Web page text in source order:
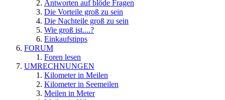
Antworten auf blöde Fragen
Die Vorteile groß zu sein
Die Nachteile groß zu sein
Wie groß ist....?
Einkaufstipps
FORUM
Foren lesen
UMRECHNUNGEN
Kilometer in Meilen
Kilometer in Seemeilen
Meilen in Meter